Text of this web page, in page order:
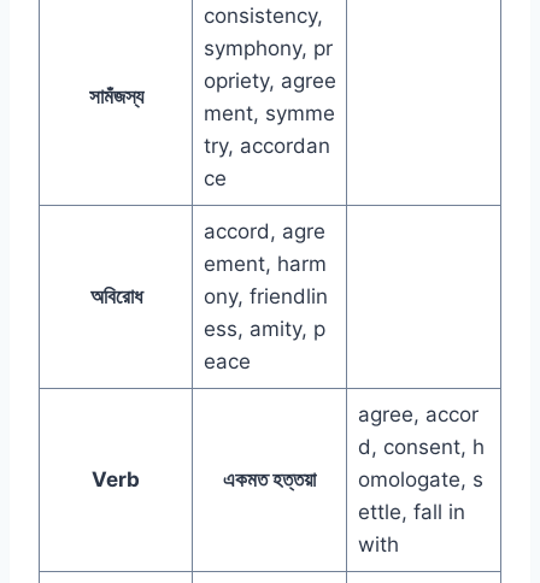
সামঁজস্য
consistency,
symphony, pr
opriety, agree
ment, symme
try, accordan
ce
অবিরোধ
accord, agre
ement, harm
ony, friendlin
ess, amity, p
eace
Verb একমত হত্তয়া
agree, accor
d, consent, h
omologate, s
ettle, fall in
with